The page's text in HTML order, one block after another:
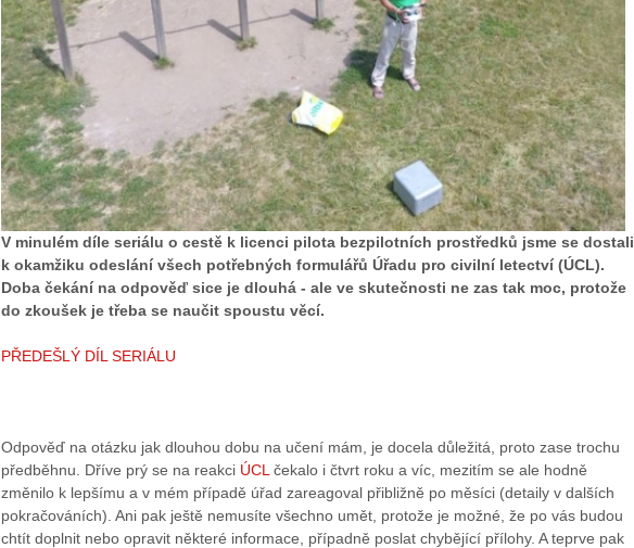
V minulém díle seriálu o cestě k licenci pilota bezpilotních prostředků jsme se dostali
k okamžiku odeslání všech potřebných formulářů Úřadu pro civilní letectví (ÚCL).
Doba čekání na odpověď sice je dlouhá - ale ve skutečnosti ne zas tak moc, protože
do zkoušek je třeba se naučit spoustu věcí.
PŘEDEŠLÝ DÍL SERIÁLU
Odpověď na otázku jak dlouhou dobu na učení mám, je docela důležitá, proto zase trochu
předběhnu. Dříve prý se na reakci ÚCL čekalo i čtvrt roku a víc, mezitím se ale hodně
změnilo k lepšímu a v mém případě úřad zareagoval přibližně po měsíci (detaily v dalších
pokračováních). Ani pak ještě nemusíte všechno umět, protože je možné, že po vás budou
chtít doplnit nebo opravit některé informace, případně poslat chybějící přílohy. A teprve pak